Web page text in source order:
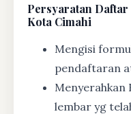
Persyaratan Daftar
Kota Cimahi
Mengisi
pendaftaran
Menyerahkan
lembar yg